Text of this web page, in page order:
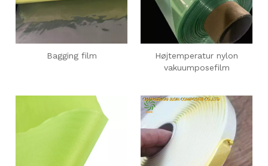
Bagging film
Højtemperatur nylon
vakuumposefilm